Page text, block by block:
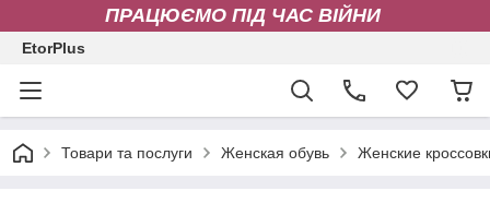
ПРАЦЮЄМО ПІД ЧАС ВІЙНИ
EtorPlus
Товари та послуги Женская обувь Женские